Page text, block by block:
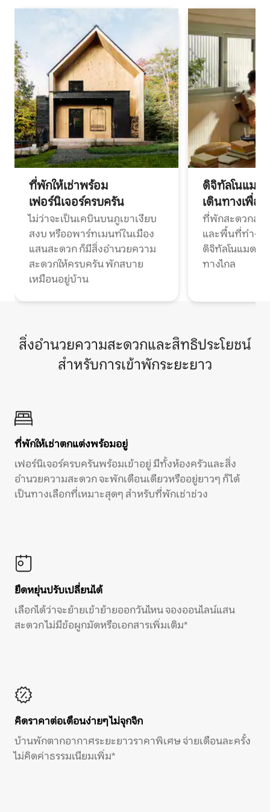
ที่พักให้เช่าพร้อม
เฟอร์นิเจอร์ครบครัน
ไม่ว่าจะเป็นเคบินบนภูเขาเงียบ
สงบ หรืออพาร์ทเมนท์ในเมือง
แสนสะดวก ก็มีสิ่งอำนวยความ
สะดวกให้ครบครัน พักสบาย
เหมือนอยู่บ้าน
ดิจิทัลโนแมด
เดินทางเพื่อ
ที่พักสะดวกสบ
และพื้นที่ทำงา
ดิจิทัลโนแมดแ
ทางไกล
สิ่งอำนวยความสะดวกและสิทธิประโยชน์
สำหรับการเข้าพักระยะยาว
ที่พักให้เช่าตกแต่งพร้อมอยู่
เฟอร์นิเจอร์ครบครันพร้อมเข้าอยู่ มีทั้งห้องครัวและสิ่ง
อำนวยความสะดวก จะพักเดือนเดียวหรืออยู่ยาวๆ ก็ได้
เป็นทางเลือกที่เหมาะสุดๆ สำหรับที่พักเช่าช่วง
ยืดหยุ่นปรับเปลี่ยนได้
เลือกได้ว่าจะย้ายเข้าย้ายออกวันไหน จองออนไลน์แสน
สะดวก ไม่มีข้อผูกมัดหรือเอกสารเพิ่มเติม*
คิดราคาต่อเดือนง่ายๆ ไม่จุกจิก
บ้านพักตากอากาศระยะยาวราคาพิเศษ จ่ายเดือนละครั้ง
ไม่คิดค่าธรรมเนียมเพิ่ม*